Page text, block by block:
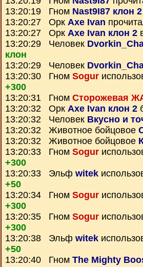
13:20:19 Гном Nast9I87 клон 2
13:20:27 Орк Axe Ivan
13:20:27 Орк Axe Ivan клон 2
13:20:29 Человек
клон
13:20:29 Человек
13:20:30 Гном Sogur
+300
13:20:31 Гном Сторожевая
13:20:32 Орк Axe Ivan клон 2
13:20:32 Человек Вкусно и
13:20:32 Животное бойцовое
13:20:32 Животное бойцовое
13:20:33 Гном Sogur
+300
13:20:33 Эльф witek
+50
13:20:34 Гном Sogur
+300
13:20:35 Гном Sogur
+300
13:20:38 Эльф witek
+50
13:20:40 Гном The Mighty